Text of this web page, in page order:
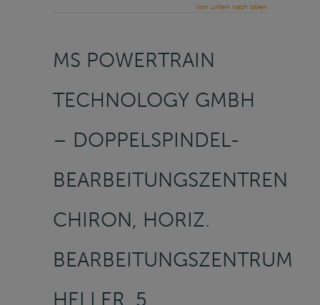
Von unten nach oben
MS POWERTRAIN
TECHNOLOGY GMBH
– DOPPELSPINDEL-
BEARBEITUNGSZENTREN
CHIRON, HORIZ.
BEARBEITUNGSZENTRUM
HELLER, 5